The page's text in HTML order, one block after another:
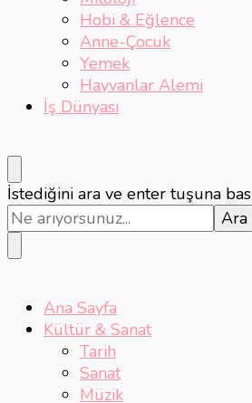
Hobi & Eğlence
Anne-Çocuk
Yemek
Hayvanlar Alemi
İş Dünyası
Bir
şey
mi
arıyorsunuz?
İstediğini ara ve enter tuşuna bas
Ana Sayfa
Kültür & Sanat
Tarih
Sanat
Müzik